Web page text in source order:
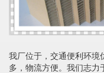
我厂位于，交通便利环境
多，物流方便。我们志力